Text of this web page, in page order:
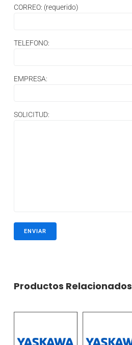
CORREO: (requerido)
TELEFONO:
EMPRESA:
SOLICITUD:
Productos Relacionados